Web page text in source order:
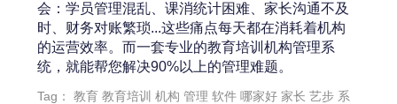
会：学员管理混乱、课消统计困难、家长沟通不及
时、财务对账繁琐...这些痛点每天都在消耗着机构
的运营效率。而一套专业的教育培训机构管理系
统，就能帮您解决90%以上的管理难题。
Tag：教育 教育培训 机构 管理 软件 哪家好 家长 艺步 系